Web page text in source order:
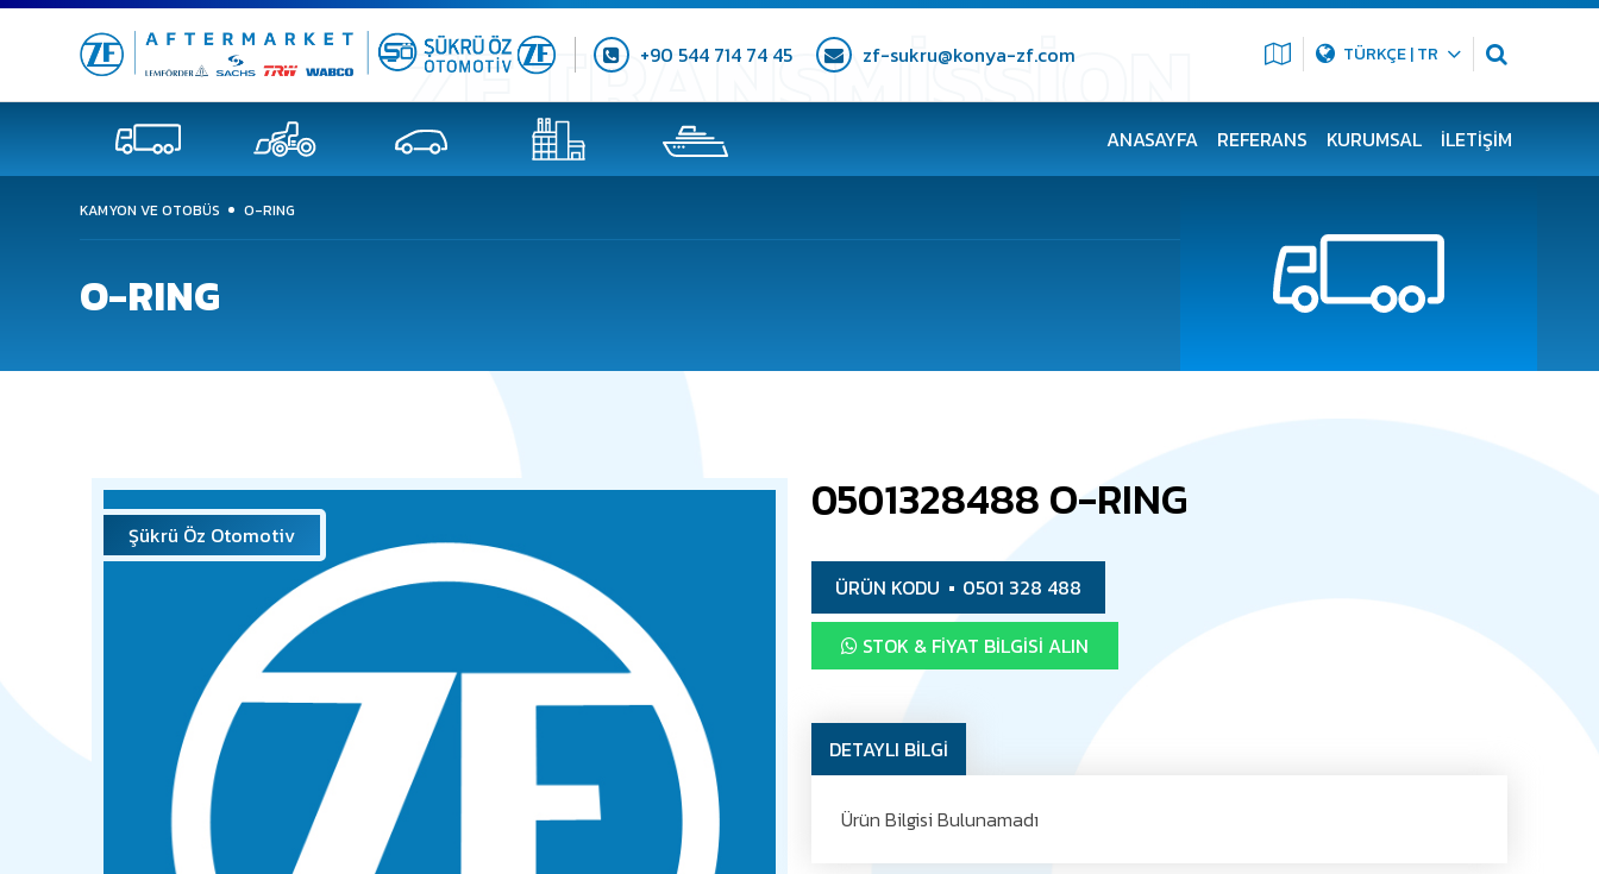
+90 544 714 74 45 zf-sukru@konya-zf.com TÜRKÇE | TR
ANASAYFA REFERANS KURUMSAL İLETIŞIM
KAMYON VE OTOBÜS O-RING
O-RING
Şükrü Öz Otomotiv
0501328488 O-RING
ÜRÜN KODU 0501 328 488
STOK & FIYAT BILGISI ALIN
DETAYLI BİLGİ
Ürün Bilgisi Bulunamadı